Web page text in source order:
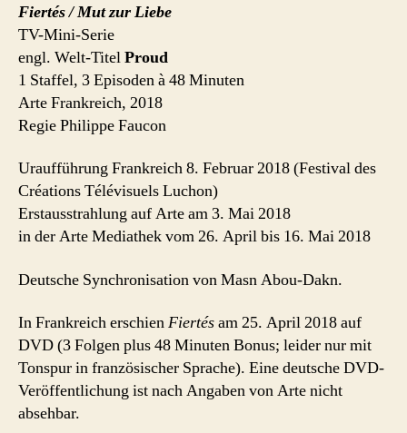
Fiertés / Mut zur Liebe
TV-Mini-Serie
engl. Welt-TitelProud
1 Staffel, 3 Episoden à 48 Minuten
Arte Frankreich, 2018
Regie Philippe Faucon
Uraufführung Frankreich 8. Februar 2018 (Festival des
Créations Télévisuels Luchon)
Erstausstrahlung auf Arte am 3. Mai 2018
in der Arte Mediathek vom 26. April bis 16. Mai 2018
Deutsche Synchronisation von Masn Abou-Dakn.
In Frankreich erschienFiertésam 25. April 2018 auf
DVD (3 Folgen plus 48 Minuten Bonus; leider nur mit
Tonspur in französischer Sprache). Eine deutsche DVD-
Veröffentlichung ist nach Angaben von Arte nicht
absehbar.